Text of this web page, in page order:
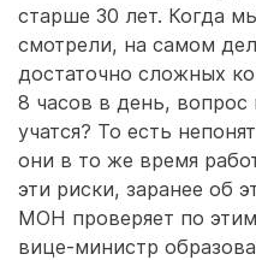
старше 30 лет. Когда
смотрели, на самом
достаточно сложных
8 часов в день, вопрос
учатся? То есть
они в то же время
эти риски, заранее об
МОН проверяет по
вице-министр